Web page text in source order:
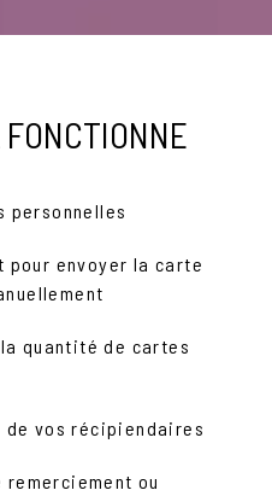
personnelles
pour envoyer la carte
quantité de cartes
vos récipiendaires
remerciement ou